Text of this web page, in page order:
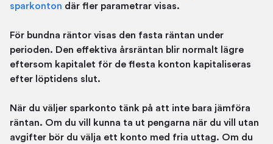
sparkonton där fler parametrar visas.
För bundna räntor visas den fasta räntan under
perioden. Den effektiva årsräntan blir normalt lägre
eftersom kapitalet för de flesta konton kapitaliseras
efter löptidens slut.
När du väljer sparkonto tänk på att inte bara jämföra
räntan. Om du vill kunna ta ut pengarna när du vill utan
avgifter bör du välja ett konto med fria uttag. Om du